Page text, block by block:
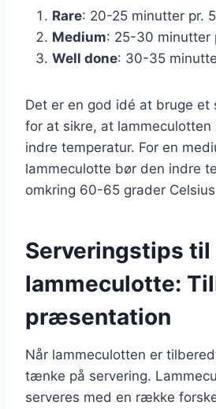
Rare: 20-25 minutter pr.
Medium: 25-30 minutter
Well done: 30-35
Det er en god idé at bruge et
for at sikre, at lammeculotten
indre temperatur. For en
lammeculotte bør den indre
omkring 60-65 grader
Serveringstips til
lammeculotte:
præsentation
Når lammeculotten er
tænke på servering.
serveres med en række